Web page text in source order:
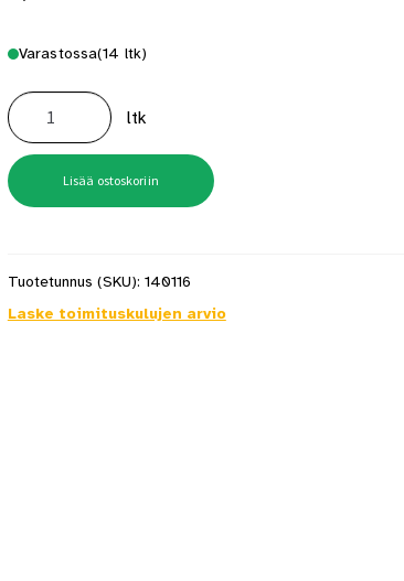
Varastossa(14 ltk)
Lankanaula
kuumasinkitty
60x2,5
1
kg
määrä
ltk
Lisää ostoskoriin
Tuotetunnus (SKU): 140116
Laske toimituskulujen arvio